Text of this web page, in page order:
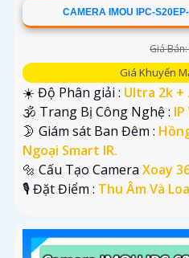
CAMERA IMOU IPC-
Giá
Giá Khuyến
☀️ Độ Phân giải : Ultra 2k + .
🕉️ Trang Bị Công Nghệ :
🌛 Giám sát Ban Đêm :
Ngoại Smart IR.
🔩 Cấu Tạo Camera Xoay
️🎙 Đặt Điểm : Thu Âm Và